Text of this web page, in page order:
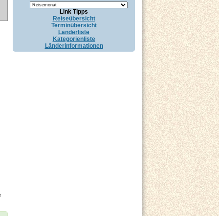
Link Tipps
Reiseübersicht
Terminübersicht
Länderliste
Kategorienliste
Länderinformationen